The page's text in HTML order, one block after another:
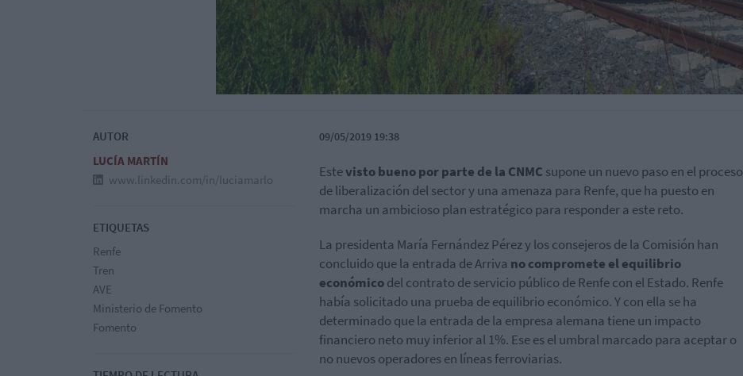
AUTOR
LUCÍA MARTÍN
www.linkedin.com/in/luciamarlo
ETIQUETAS
Renfe
Tren
AVE
Ministerio de Fomento
Fomento
09/05/2019 19:38
Estevisto bueno por parte de la CNMC supone un nuevo paso en el proceso
de liberalización del sector y una amenaza para Renfe, que ha puesto en
marcha un ambicioso plan estratégico para responder a este reto.
La presidenta María Fernández Pérez y los consejeros de la Comisión han
concluido que la entrada de Arriva no compromete el equilibrio
económicodel contrato de servicio público de Renfe con el Estado. Renfe
había solicitado una prueba de equilibrio económico. Y con ella se ha
determinado que la entrada de la empresa alemana tiene un impacto
financiero neto muy inferior al 1%. Ese es el umbral marcado para aceptar o
no nuevos operadores en líneas ferroviarias.